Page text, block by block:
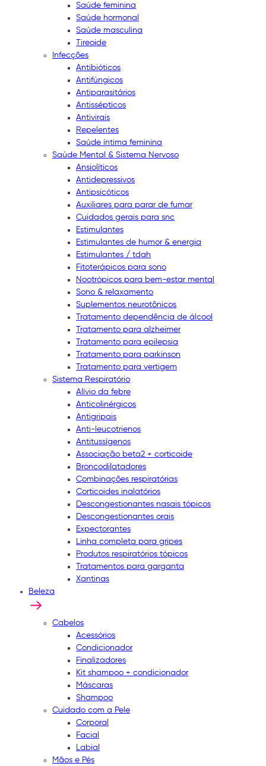
Saúde feminina
Saúde hormonal
Saúde masculina
Tireoide
Infecções
Antibióticos
Antifúngicos
Antiparasitários
Antissépticos
Antivirais
Repelentes
Saúde íntima feminina
Saúde Mental & Sistema Nervoso
Ansiolíticos
Antidepressivos
Antipsicóticos
Auxiliares para parar de fumar
Cuidados gerais para snc
Estimulantes
Estimulantes de humor & energia
Estimulantes / tdah
Fitoterápicos para sono
Nootrópicos para bem-estar mental
Sono & relaxamento
Suplementos neurotônicos
Tratamento dependência de álcool
Tratamento para alzheimer
Tratamento para epilepsia
Tratamento para parkinson
Tratamento para vertigem
Sistema Respiratório
Alívio da febre
Anticolinérgicos
Antigripais
Anti-leucotrienos
Antitussígenos
Associação beta2 + corticoide
Broncodilatadores
Combinações respiratórias
Corticoides inalatórios
Descongestionantes nasais tópicos
Descongestionantes orais
Expectorantes
Linha completa para gripes
Produtos respiratórios tópicos
Tratamentos para garganta
Xantinas
Beleza
Cabelos
Acessórios
Condicionador
Finalizadores
Kit shampoo + condicionador
Máscaras
Shampoo
Cuidado com a Pele
Corporal
Facial
Labial
Mãos e Pés